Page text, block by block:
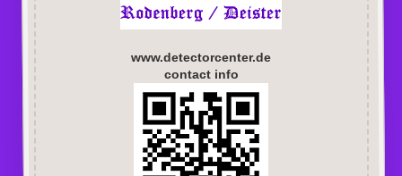
www.detectorcenter.de
contact info